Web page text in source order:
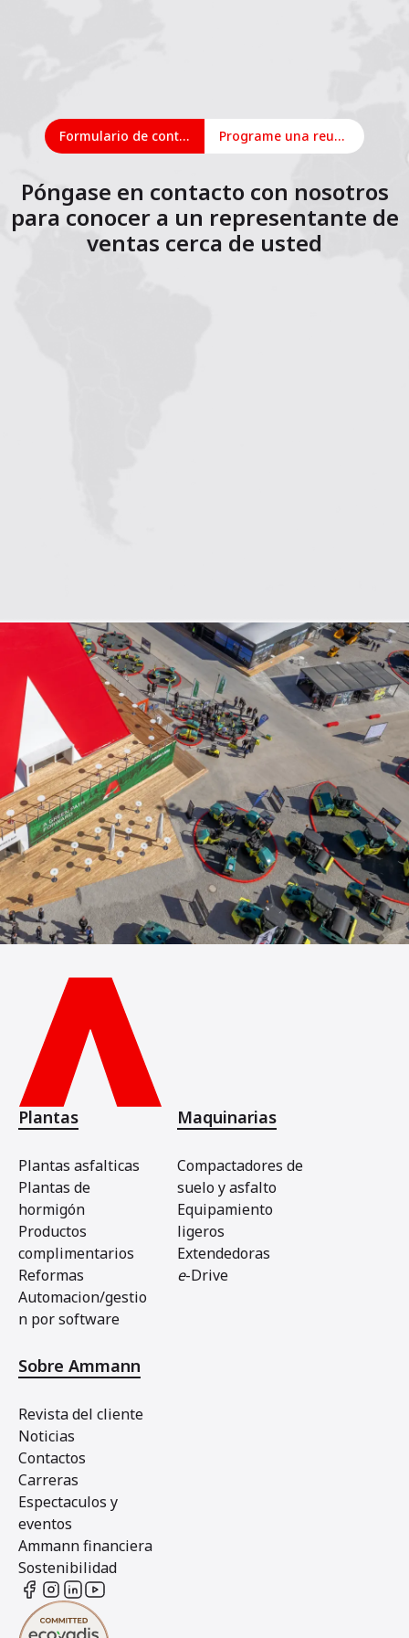
Formulario de contacto Programe una reunión en línea
Póngase en contacto con nosotros
para conocer a un representante de
ventas cerca de usted
Plantas
Plantas asfalticas
Plantas de
hormigón
Productos
complimentarios
Reformas
Automacion/gestio
n por software
Maquinarias
Compactadores de
suelo y asfalto
Equipamiento
ligeros
Extendedoras
e-Drive
Sobre Ammann
Revista del cliente
Noticias
Contactos
Carreras
Espectaculos y
eventos
Ammann financiera
Sostenibilidad